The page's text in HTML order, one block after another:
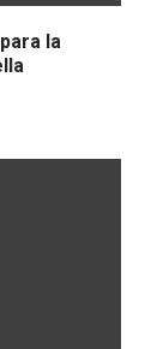
la